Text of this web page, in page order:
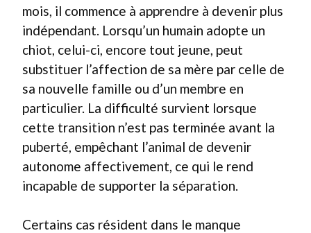
mois, il commence à apprendre à devenir plus
indépendant. Lorsqu’un humain adopte un
chiot, celui-ci, encore tout jeune, peut
substituer l’affection de sa mère par celle de
sa nouvelle famille ou d’un membre en
particulier. La difficulté survient lorsque
cette transition n’est pas terminée avant la
puberté, empêchant l’animal de devenir
autonome affectivement, ce qui le rend
incapable de supporter la séparation.
Certains cas résident dans le manque